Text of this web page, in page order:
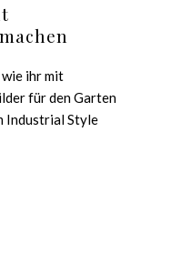
wie ihr mit
für den Garten
Industrial Style